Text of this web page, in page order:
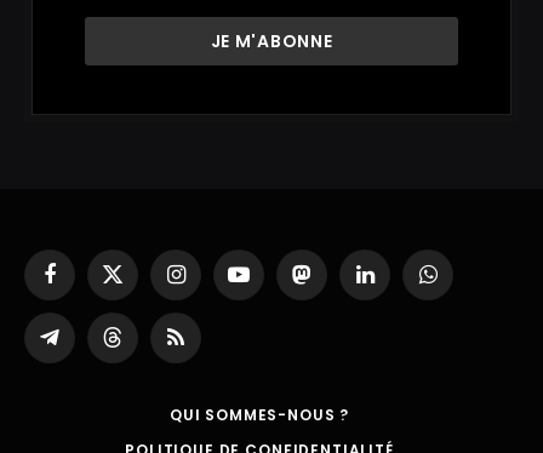
Facebook
X
(Twitter)
InstagramYouTubeMastodonLinkedInWhatsApp
Partager
sur
ThreadsRSS
QUI SOMMES-NOUS ?